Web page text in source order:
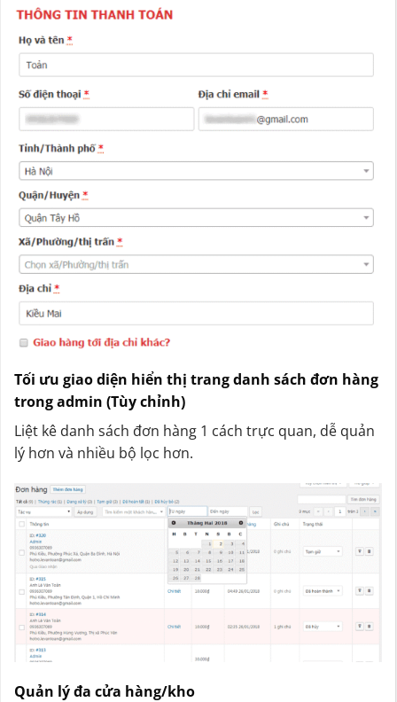
Tối ưu giao diện hiển thị trang danh sách đơn hàng
trong admin (Tùy chỉnh)
Liệt kê danh sách đơn hàng 1 cách trực quan, dễ quản
lý hơn và nhiều bộ lọc hơn.
Quản lý đa cửa hàng/kho